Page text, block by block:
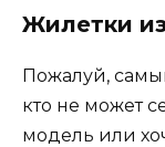
Жилетки
Пожалуй,
кто не может
модель или